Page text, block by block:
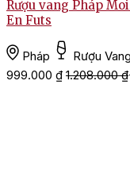
Rượu vang Pháp
En Futs
Pháp Rượu
999.000 ₫ 1.208.000₫